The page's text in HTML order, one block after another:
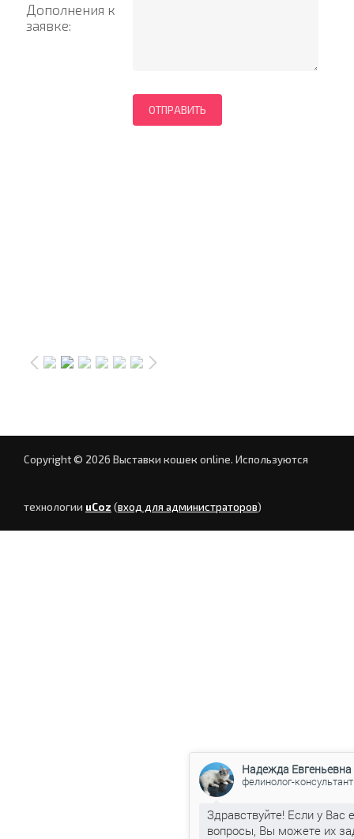
Дополнения к
заявке:
Copyright © 2026 Выставки кошек online. Используются
технологии uCoz (вход для администраторов)
Надежда Евгеньевна
фелинолог-консультант
Здравствуйте! Если у Вас
вопросы, Вы можете их